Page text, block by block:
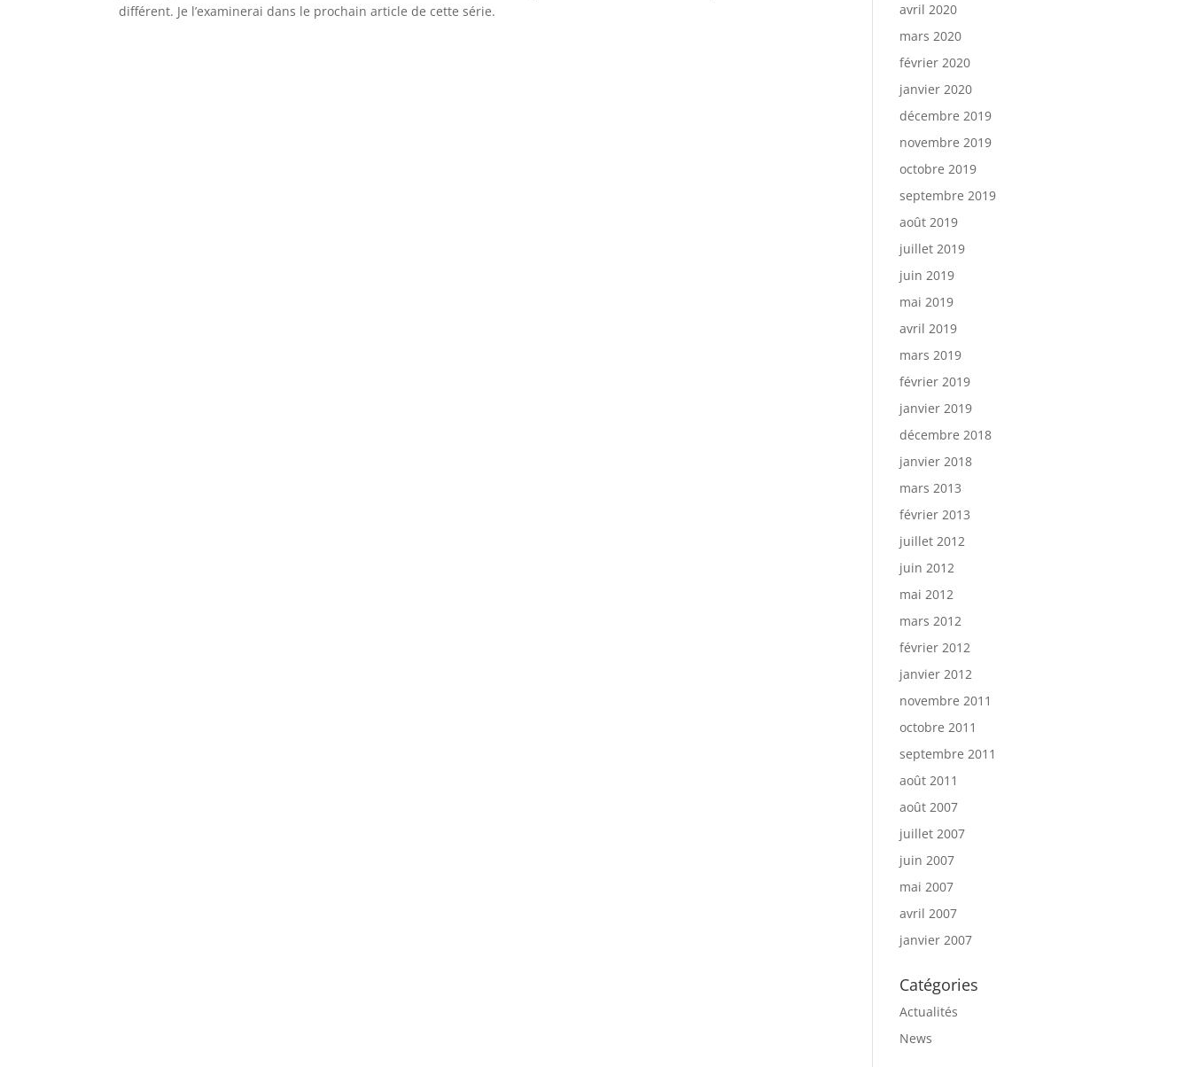
différent. Je l’examinerai dans le prochain article de cette série.
avril 2020
mars 2020
février 2020
janvier 2020
décembre 2019
novembre 2019
octobre 2019
septembre 2019
août 2019
juillet 2019
juin 2019
mai 2019
avril 2019
mars 2019
février 2019
janvier 2019
décembre 2018
janvier 2018
mars 2013
février 2013
juillet 2012
juin 2012
mai 2012
mars 2012
février 2012
janvier 2012
novembre 2011
octobre 2011
septembre 2011
août 2011
août 2007
juillet 2007
juin 2007
mai 2007
avril 2007
janvier 2007
Catégories
Actualités
News